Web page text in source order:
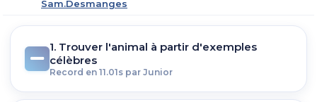
Sam.Desmanges
1. Trouver l'animal à partir d'exemples
célèbres
Record en 11.01s par Junior